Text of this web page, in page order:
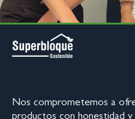
Nos comprometemos a